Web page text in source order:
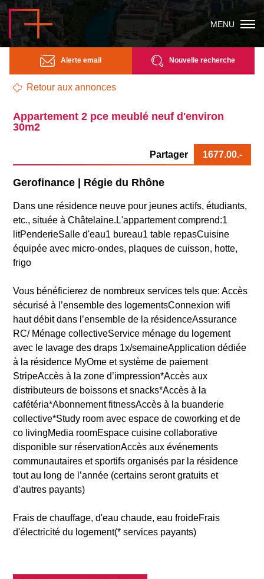
MENU
Alerte email Nouvelle recherche
Retour aux annonces
Appartement 2 pce meublé neuf d'environ
30m2
Partager 1677.00.-
Gerofinance | Régie du Rhône
Dans une résidence neuve pour jeunes actifs, étudiants,
etc., située à Châtelaine.L'appartement comprend:1
litPenderieSalle d'eau1 bureau1 table repasCuisine
équipée avec micro-ondes, plaques de cuisson, hotte,
frigo
Vous bénéficierez de nombreux services tels que: Accès
sécurisé à l’ensemble des logementsConnexion wifi
haut débit dans l’ensemble de la résidenceAssurance
RC/ Ménage collectiveService ménage du logement
avec le lavage des draps 1x/semaineApplication dédiée
à la résidence MyOme et système de paiement
StripeAccès à la zone d’impression*Accès aux
distributeurs de boissons et snacks*Accès à la
cafétéria*Abonnement fitnessAccès à la buanderie
collective*Study room avec espace de coworking et de
co livingMedia roomEspace cuisine collaborative
disponible sur réservationAccès aux événements
communautaires et sportifs organisés par la résidence
tout au long de l’année (certains seront gratuits et
d’autres payants)
Frais de chauffage, d'eau chaude, eau froideFrais
d'électricité du logement(* services payants)